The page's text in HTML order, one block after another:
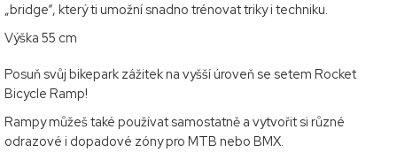
„bridge“, který ti umožní snadno trénovat triky i techniku.
Výška 55 cm
Posuň svůj bikepark zážitek na vyšší úroveň se setem Rocket
Bicycle Ramp!
Rampy můžeš také používat samostatně a vytvořit si různé
odrazové i dopadové zóny pro MTB nebo BMX.